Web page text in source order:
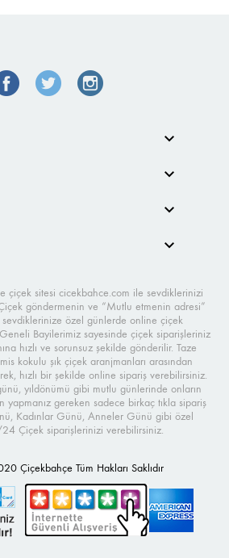
çiçek sitesi cicekbahce.com ile sevdiklerinizi
göndermenin ve “Mutlu etmenin adresi”
özel günlerde online çiçek
Bayilerimiz sayesinde çiçek siparişleriniz
hızlı ve sorunsuz şekilde gönderilir. Taze
kokulu şık çiçek aranjmanları arasından
hızlı bir şekilde online sipariş verebilirsiniz.
yıldönümü gibi mutlu günlerinde onların
yapmanız gereken sadece birkaç tıkla sipariş
Kadınlar Günü, Anneler Günü gibi özel
Çiçek siparişlerinizi verebilirsiniz.
Çiçekbahçe Tüm Hakları Saklıdır